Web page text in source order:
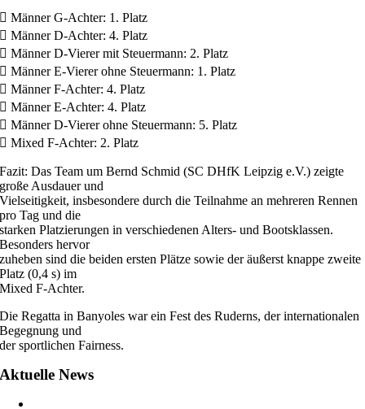
 Männer G-Achter: 1. Platz
 Männer D-Achter: 4. Platz
 Männer D-Vierer mit Steuermann: 2. Platz
 Männer E-Vierer ohne Steuermann: 1. Platz
 Männer F-Achter: 4. Platz
 Männer E-Achter: 4. Platz
 Männer D-Vierer ohne Steuermann: 5. Platz
 Mixed F-Achter: 2. Platz
Fazit: Das Team um Bernd Schmid (SC DHfK Leipzig e.V.) zeigte
große Ausdauer und
Vielseitigkeit, insbesondere durch die Teilnahme an mehreren Rennen
pro Tag und die
starken Platzierungen in verschiedenen Alters- und Bootsklassen.
Besonders hervor
zuheben sind die beiden ersten Plätze sowie der äußerst knappe zweite
Platz (0,4 s) im
Mixed F-Achter.
Die Regatta in Banyoles war ein Fest des Ruderns, der internationalen
Begegnung und
der sportlichen Fairness.
Aktuelle News